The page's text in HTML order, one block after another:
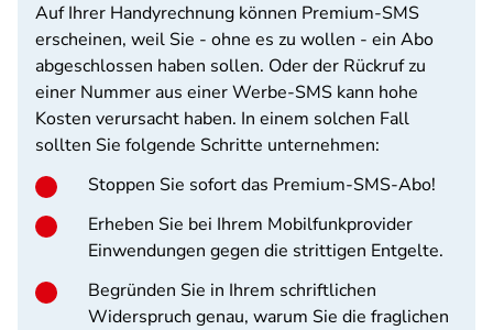
Auf Ihrer Handyrechnung können Premium-SMS
erscheinen, weil Sie - ohne es zu wollen - ein Abo
abgeschlossen haben sollen. Oder der Rückruf zu
einer Nummer aus einer Werbe-SMS kann hohe
Kosten verursacht haben. In einem solchen Fall
sollten Sie folgende Schritte unternehmen:
Stoppen Sie sofort das Premium-SMS-Abo!
Erheben Sie bei Ihrem Mobilfunkprovider
Einwendungen gegen die strittigen Entgelte.
Begründen Sie in Ihrem schriftlichen
Widerspruch genau, warum Sie die fraglichen